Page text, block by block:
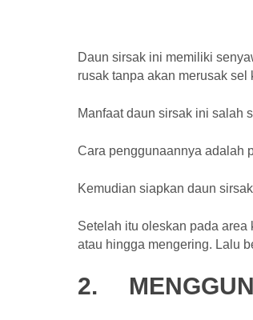
Daun sirsak ini memiliki
rusak tanpa akan merusak sel
Manfaat daun sirsak ini salah
Cara penggunaannya adalah
Kemudian siapkan daun
Setelah itu oleskan pada
atau hingga mengering. Lalu
2.